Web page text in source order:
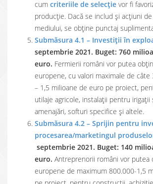
cum criteriile de selecție vor fi
producție. Dacă se includ și acțiuni
mediului, se obține punctaj
Submăsura 4.1 – Investiții în
septembrie 2021. Buget: 760
euro. Fermierii români vor putea
europene, cu valori maximale de
– 1,5 milioane de euro pe proiect,
utilaje agricole, instalații pentru irigații
amenajări, softuri specifice și altele.
Submăsura 4.2 – Sprijin pentru
procesarea/marketingul
septembrie 2021. Buget: 140
euro. Antreprenorii români vor putea
europene de maximum 800.000-1,5